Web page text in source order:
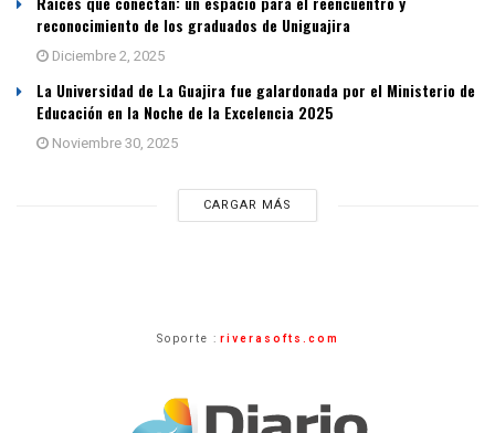
reconocimiento de los graduados de Uniguajira
Diciembre 2, 2025
La Universidad de La Guajira fue galardonada por el Ministerio de
Educación en la Noche de la Excelencia 2025
Noviembre 30, 2025
CARGAR MÁS
Soporte : riverasofts.com